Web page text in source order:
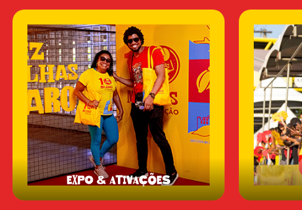
EXPO & ATIVAÇÕES